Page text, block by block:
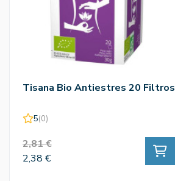
Tisana Bio Antiestres 20 Filtros
5(0)
2,81 €
2,38 €